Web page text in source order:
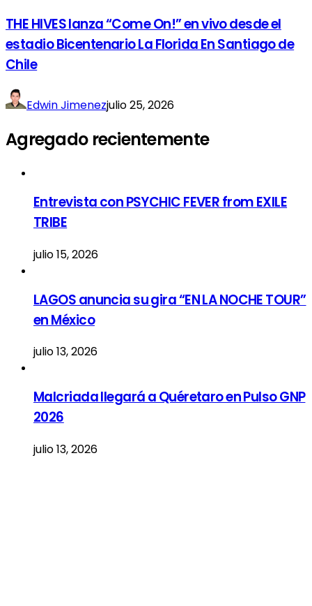
THE HIVES lanza “Come On!” en vivo desde el
estadio Bicentenario La Florida En Santiago de
Chile
Edwin Jimenezjulio 25, 2026
Agregado recientemente
Entrevista con PSYCHIC FEVER from EXILE
TRIBE
julio 15, 2026
LAGOS anuncia su gira “EN LA NOCHE TOUR”
en México
julio 13, 2026
Malcriada llegará a Quéretaro en Pulso GNP
2026
julio 13, 2026